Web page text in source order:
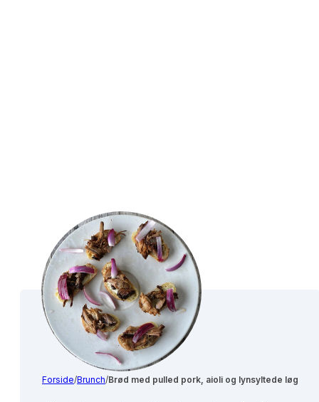
Forside/Brunch/Brød med pulled pork, aioli og lynsyltede løg